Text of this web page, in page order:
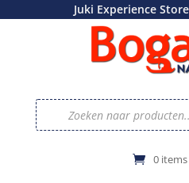
Juki Experience Store
Producten
zoeken
0 items